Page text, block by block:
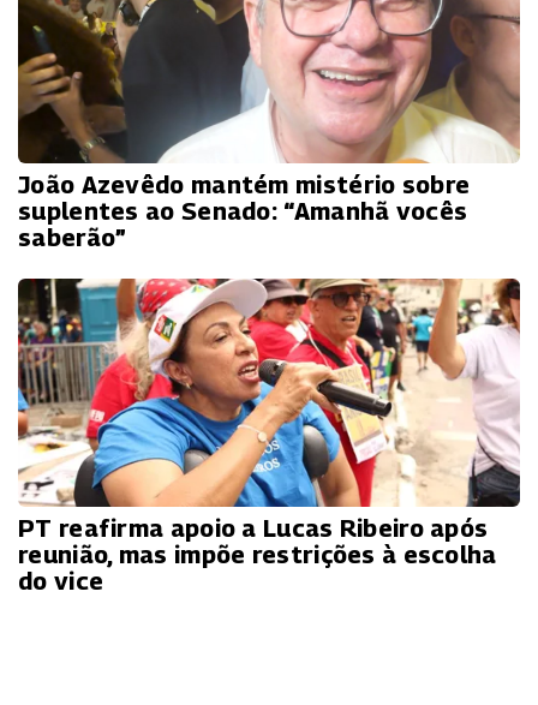
João Azevêdo mantém mistério sobre
suplentes ao Senado: “Amanhã vocês
saberão”
PT reafirma apoio a Lucas Ribeiro após
reunião, mas impõe restrições à escolha
do vice